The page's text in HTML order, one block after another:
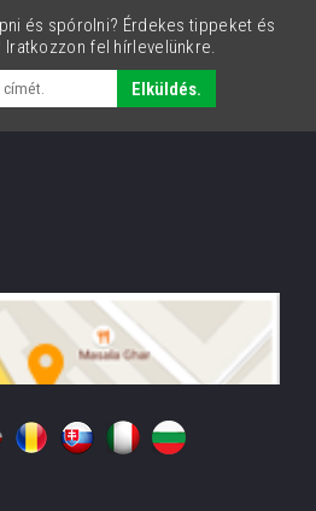
és spórolni? Érdekes tippeket és
Iratkozzon fel hírlevelünkre.
Elküldés.